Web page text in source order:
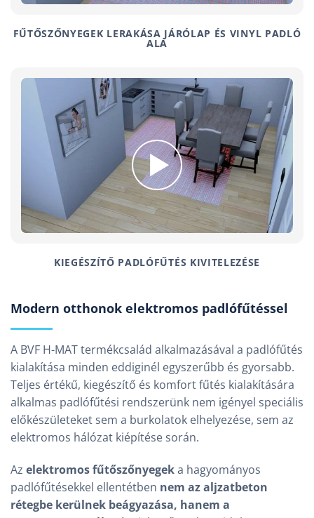
FŰTŐSZŐNYEGEK LERAKÁSA JÁRÓLAP ÉS VINYL PADLÓ
ALÁ
KIEGÉSZÍTŐ PADLÓFŰTÉS KIVITELEZÉSE
Modern otthonok elektromos padlófűtéssel
A BVF H-MAT termékcsalád alkalmazásával a padlófűtés
kialakítása minden eddiginél egyszerűbb és gyorsabb.
Teljes értékű, kiegészítő és komfort fűtés kialakítására
alkalmas padlófűtési rendszerünk nem igényel speciális
előkészületeket sem a burkolatok elhelyezése, sem az
elektromos hálózat kiépítése során.
Az elektromos fűtőszőnyegeka hagyományos
padlófűtésekkel ellentétben nem az aljzatbeton
rétegbe kerülnek beágyazása, hanem a